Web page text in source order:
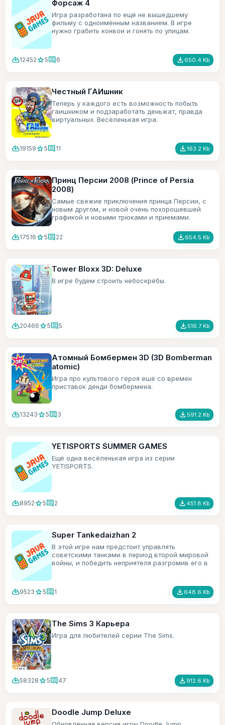
Форсаж 4
Игра разработана по ещё не вышедшему
фильму с одноимённым названием. В игре
нужно грабить конвои и гонять по улицам.
cloud_download12452 star5comment6 file_download 650.4 Kb
Честный ГАИшник
Теперь у каждого есть возможность побыть
гаишником и подзаработать деньжат, правда
виртуальных. Весёленькая игра.
cloud_download19159 star5comment11 file_download163.2 Kb
Принц Персии 2008 (Prince of Persia
2008)
Самые свежие приключения принца Персии, с
новым другом, и новой очень похорошевшей
графикой и новыми трюками и приемами.
cloud_download17516 star5comment22 file_download 654.5 Kb
Tower Bloxx 3D: Deluxe
В игре будем строить небоскрёбы.
cloud_download20466 star5comment5 file_download 516.7 Kb
Атомный Бомбермен 3D (3D Bomberman
atomic)
Игра про культового героя ешё со времен
приставок денди бомбермена.
cloud_download13243 star5comment3 file_download 591.2 Kb
YETISPORTS SUMMER GAMES
Ещё одна весёленькая игра из серии
YETISPORTS.
cloud_download8952 star5comment2 file_download 451.8 Kb
Super Tankedaizhan 2
В этой игре нам предстоит управлять
советскими танками в период второй мировой
войны, и победить неприятеля разгромив его в
cloud_download9523 star5comment1 file_download 648.6 Kb
The Sims 3 Карьера
Игра для любителей серии The Sims.
cloud_download58328 star5comment47 file_download 912.6 Kb
Doodle Jump Deluxe